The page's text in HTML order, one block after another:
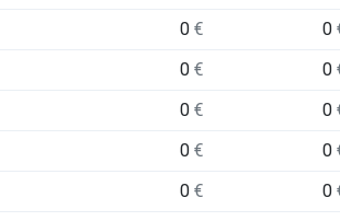
0€ 0
0€ 0
0€ 0
0€ 0
0€ 0